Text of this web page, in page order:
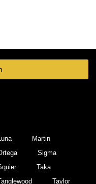
Luna
Martin
Sigma
Taka
Taylor